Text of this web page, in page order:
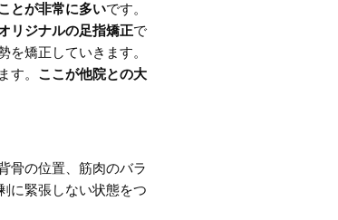
とが非常に多いです。
リジナルの足指矯正で
矯正していきます。
す。 ここが他院との大
骨の位置、筋肉のバラ
に緊張しない状態をつ